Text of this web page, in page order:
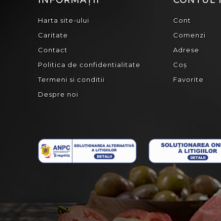
Harta site-ului
Caritate
Contact
Politica de confidentialitate
Termeni si conditii
Despre noi
Cont
Comenzi
Adrese
Coș
Favorite